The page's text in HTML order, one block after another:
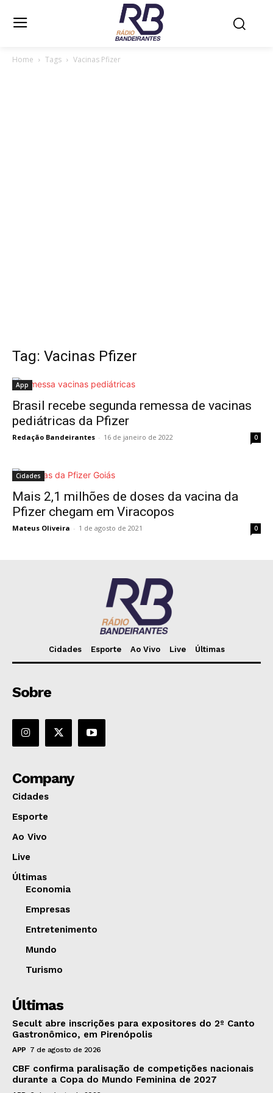
Home Tags Vacinas Pfizer
Tag: Vacinas Pfizer
App
Brasil recebe segunda remessa de vacinas
pediátricas da Pfizer
Redação Bandeirantes - 16 de janeiro de 2022 0
Cidades
Mais 2,1 milhões de doses da vacina da
Pfizer chegam em Viracopos
Mateus Oliveira - 1 de agosto de 2021 0
Cidades Esporte Ao Vivo Live Últimas
Sobre
Company
Cidades
Esporte
Ao Vivo
Live
Últimas
Economia
Empresas
Entretenimento
Mundo
Turismo
Últimas
Secult abre inscrições para expositores do 2º Canto
Gastronômico, em Pirenópolis
APP 7 de agosto de 2026
CBF confirma paralisação de competições nacionais
durante a Copa do Mundo Feminina de 2027